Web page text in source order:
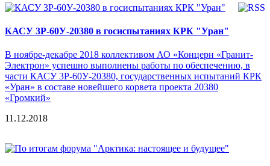
КАСУ 3Р-60У-20380 в госиспытаниях КРК "Уран"
В ноябре-декабре 2018 коллективом АО «Концерн «Гранит-
Электрон» успешно выполнены работы по обеспечению, в
части КАСУ 3Р-60У-20380, государственных испытаний КРК
«Уран» в составе новейшего корвета проекта 20380
«Громкий»
11.12.2018